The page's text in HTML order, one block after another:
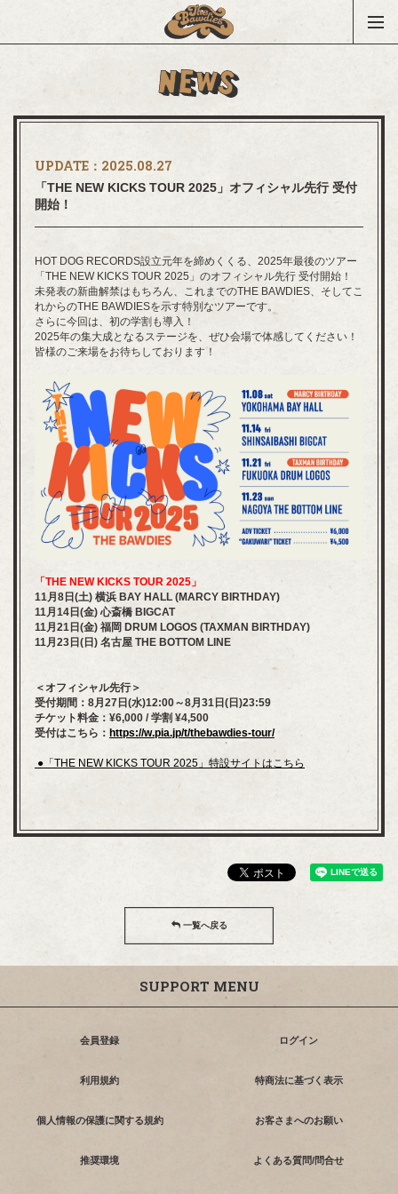
UPDATE： 2025.08.27
「THE NEW KICKS TOUR 2025」オフィシャル先行 受付
開始！
HOT DOG RECORDS設立元年を締めくくる、2025年最後のツアー
「THE NEW KICKS TOUR 2025」のオフィシャル先行 受付開始！
未発表の新曲解禁はもちろん、これまでのTHE BAWDIES、そしてこ
れからのTHE BAWDIESを示す特別なツアーです。
さらに今回は、初の学割も導入！
2025年の集大成となるステージを、ぜひ会場で体感してください！
皆様のご来場をお待ちしております！
「THE NEW KICKS TOUR 2025」
11月8日(土) 横浜 BAY HALL (MARCY BIRTHDAY)
11月14日(金) 心斎橋 BIGCAT
11月21日(金) 福岡 DRUM LOGOS (TAXMAN BIRTHDAY)
11月23日(日) 名古屋 THE BOTTOM LINE
＜オフィシャル先行＞
受付期間：8月27日(水)12:00～8月31日(日)23:59
チケット料金：¥6,000 / 学割 ¥4,500
受付はこちら： https://w.pia.jp/t/thebawdies-tour/​
●「THE NEW KICKS TOUR 2025」特設サイトはこちら
一覧へ戻る
SUPPORT MENU
会員登録 ログイン
利用規約 特商法に基づく表示
個人情報の保護に関する規約 お客さまへのお願い
推奨環境 よくある質問/問合せ